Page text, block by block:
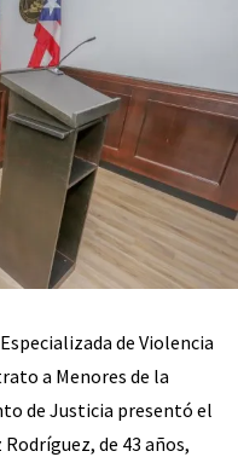
de Violencia
a Menores de la
de Justicia presentó el
de 43 años,